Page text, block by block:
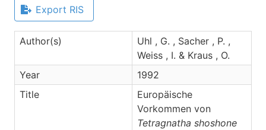
Export RIS
Author(s)
Uhl , G. , Sacher , P. ,
Weiss , I. & Kraus , O.
Year
1992
Title
Europäische
Vorkommen von
Tetragnatha shoshone